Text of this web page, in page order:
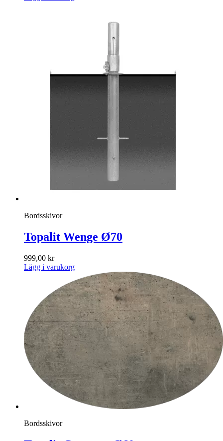
Bordsskivor
Topalit Wenge Ø70
999,00 kr
Lägg i varukorg
Bordsskivor